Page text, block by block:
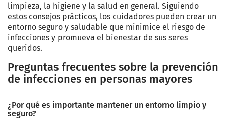
limpieza, la higiene y la salud en general. Siguiendo
estos consejos prácticos, los cuidadores pueden crear un
entorno seguro y saludable que minimice el riesgo de
infecciones y promueva el bienestar de sus seres
queridos.
Preguntas frecuentes sobre la prevención
de infecciones en personas mayores
¿Por qué es importante mantener un entorno limpio y
seguro?